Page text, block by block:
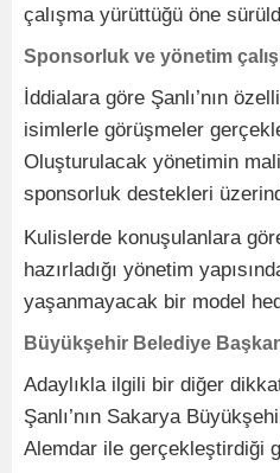
çalışma yürüttüğü öne
Sponsorluk ve yönetim
İddialara göre Şanlı’nın
isimlerle görüşmeler
Oluşturulacak yönetimin
sponsorluk destekleri
Kulislerde konuşulanlara
hazırladığı yönetim
yaşanmayacak bir model
Büyükşehir Belediye
Adaylıkla ilgili bir diğer
Şanlı’nın Sakarya
Alemdar ile gerçekleştirdiği